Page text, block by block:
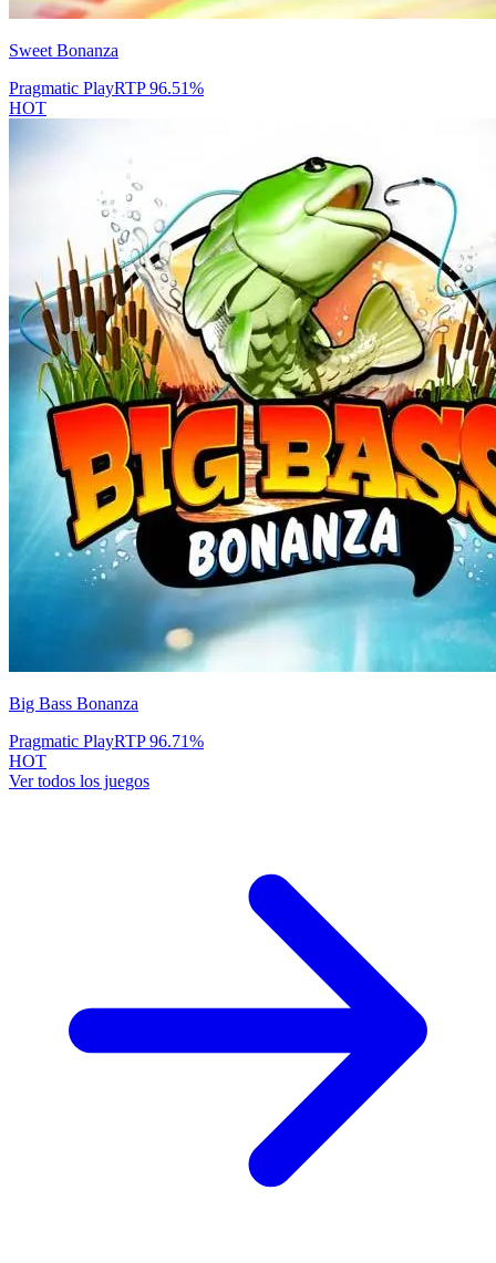
Sweet Bonanza
Pragmatic PlayRTP96.51%
HOT
Big Bass Bonanza
Pragmatic PlayRTP96.71%
HOT
Ver todos los juegos